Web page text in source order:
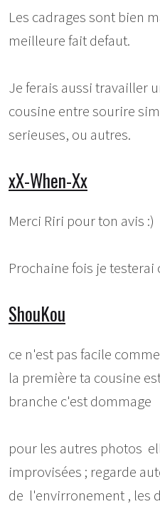
Les cadrages sont bien
meilleure fait defaut.
Je ferais aussi travailler
cousine entre sourire
serieuses, ou autres.
xX-When-Xx
Merci Riri pour ton avis :)
Prochaine fois je
ShouKou
ce n'est pas facile
la première ta cousine
branche c'est dommage
pour les autres photos
improvisées ; regarde
de l'envirronement , les